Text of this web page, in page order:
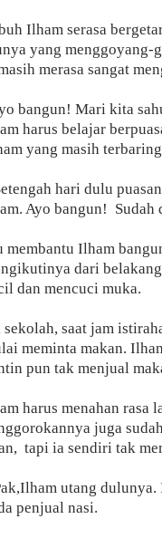
Ilham serasa
yang menggoyang-
merasa sangat
bangun! Mari kita
harus belajar
yang masih
hari dulu
Ayo bangun! Sudah
membantu Ilham
dari
dan mencuci muka.
sekolah, saat jam
meminta makan.
pun tak menjual
harus menahan rasa
juga
tapi ia sendiri tak
utang
penjual nasi.